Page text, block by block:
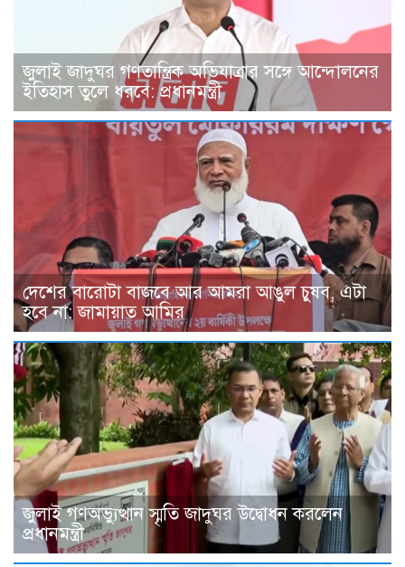
জুলাই জাদুঘর গণতান্ত্রিক অভিযাত্রার সঙ্গে আন্দোলনের
ইতিহাস তুলে ধরবে: প্রধানমন্ত্রী
দেশের বারোটা বাজবে আর আমরা আঙুল চুষব, এটা
হবে না: জামায়াত আমির
জুলাই গণঅভ্যুত্থান স্মৃতি জাদুঘর উদ্বোধন করলেন
প্রধানমন্ত্রী